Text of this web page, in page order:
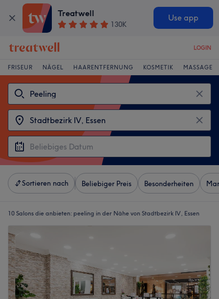
Treatwell
130K
Use app
LOGIN
FRISEUR NÄGEL HAARENTFERNUNG KOSMETIK MASSAGE
Sortieren nach Beliebiger Preis Besonderheiten
10 Salons die anbieten: peeling in der Nähe von Stadtbezirk IV, Essen